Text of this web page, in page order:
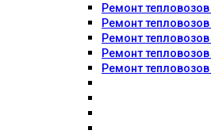
Ремонт
Ремонт
Ремонт
Ремонт
Ремонт